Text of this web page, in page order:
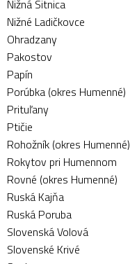
Nižná Sitnica
Nižné Ladičkovce
Ohradzany
Pakostov
Papín
Porúbka (okres Humenné)
Prituľany
Ptičie
Rohožník (okres Humenné)
Rokytov pri Humennom
Rovné (okres Humenné)
Ruská Kajňa
Ruská Poruba
Slovenská Volová
Slovenské Krivé